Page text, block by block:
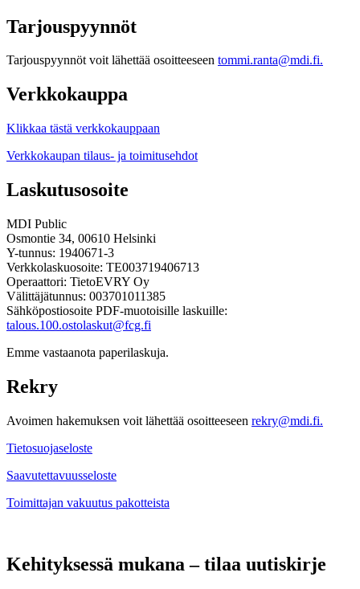
Tarjouspyynnöt
Tarjouspyynnöt voit lähettää osoitteeseen tommi.ranta@mdi.fi.
Verkkokauppa
Klikkaa tästä verkkokauppaan
Verkkokaupan tilaus- ja toimitusehdot
Laskutusosoite
MDI Public
Osmontie 34, 00610 Helsinki
Y-tunnus: 1940671-3
Verkkolaskuosoite: TE003719406713
Operaattori: TietoEVRY Oy
Välittäjätunnus: 003701011385
Sähköpostiosoite PDF-muotoisille laskuille:
talous.100.ostolaskut@fcg.fi
Emme vastaanota paperilaskuja.
Rekry
Avoimen hakemuksen voit lähettää osoitteeseen rekry@mdi.fi.
Tietosuojaseloste
Saavutettavuusseloste
Toimittajan vakuutus pakotteista
Kehityksessä mukana – tilaa uutiskirje